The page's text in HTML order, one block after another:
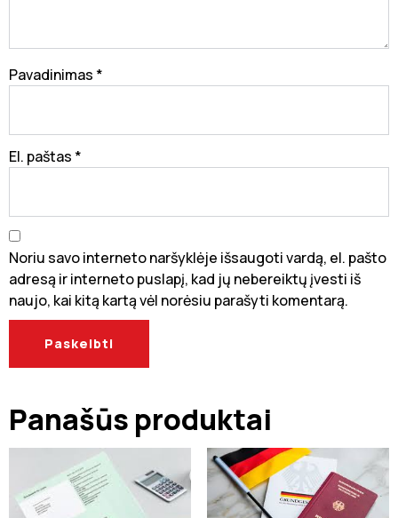
Pavadinimas *
El. paštas *
Noriu savo interneto naršyklėje išsaugoti vardą, el. pašto
adresą ir interneto puslapį, kad jų nebereiktų įvesti iš
naujo, kai kitą kartą vėl norėsiu parašyti komentarą.
Panašūs produktai